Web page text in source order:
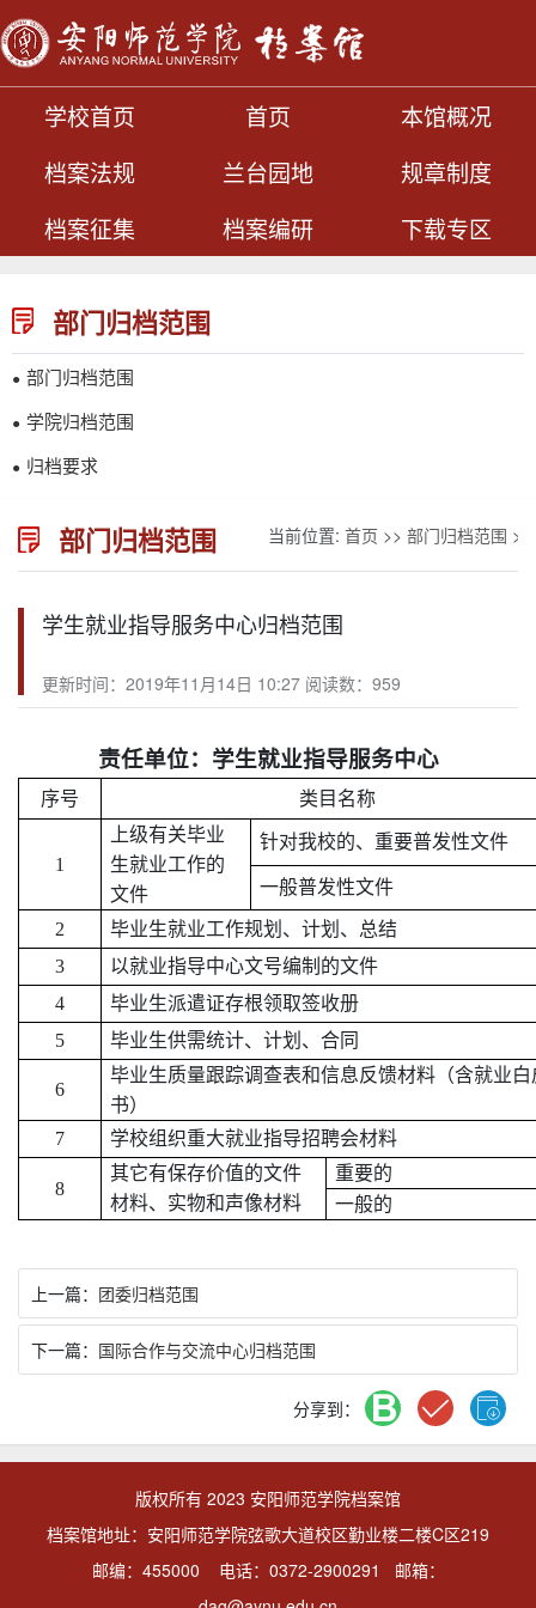
学校首页 首页
本馆概况
档案法规
兰台园地
规章制度
档案征集
档案编研 下载专区
部门归档范围
● 部门归档范围
● 学院归档范围
● 归档要求
部门归档范围 当前位置: 首页 >> 部门归档范围
学生就业指导服务中心归档范围
更新时间：2019年11月14日 10:27 阅读数： 959
责任单位：学生就业指导服务中心
序号 类目名称
1
上级有关毕业
生就业工作的
文件
针对我校的、重要普发性文件
一般普发性文件
2
毕业生就业工作规划、计划、总结
3
以就业指导中心文号编制的文件
4
毕业生派遣证存根领取签收册
5
毕业生供需统计、计划、合同
6
毕业生质量跟踪调查表和信息反馈材料（含就业白
书）
7
学校组织重大就业指导招聘会材料
8
其它有保存价值的文件
材料、实物和声像材料
重要的
一般的
上一篇： 团委归档范围
下一篇： 国际合作与交流中心归档范围
分享到：
版权所有 2023 安阳师范学院档案馆
档案馆地址：安阳师范学院弦歌大道校区勤业楼二楼C区219
邮编：455000 电话：0372-2900291 邮箱：